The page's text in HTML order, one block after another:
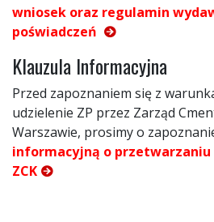
wniosek oraz regulamin
poświadczeń
Klauzula Informacyjna
Przed zapoznaniem się z
udzielenie ZP przez Zarząd
Warszawie, prosimy o
informacyjną o przetwarzaniu
ZCK